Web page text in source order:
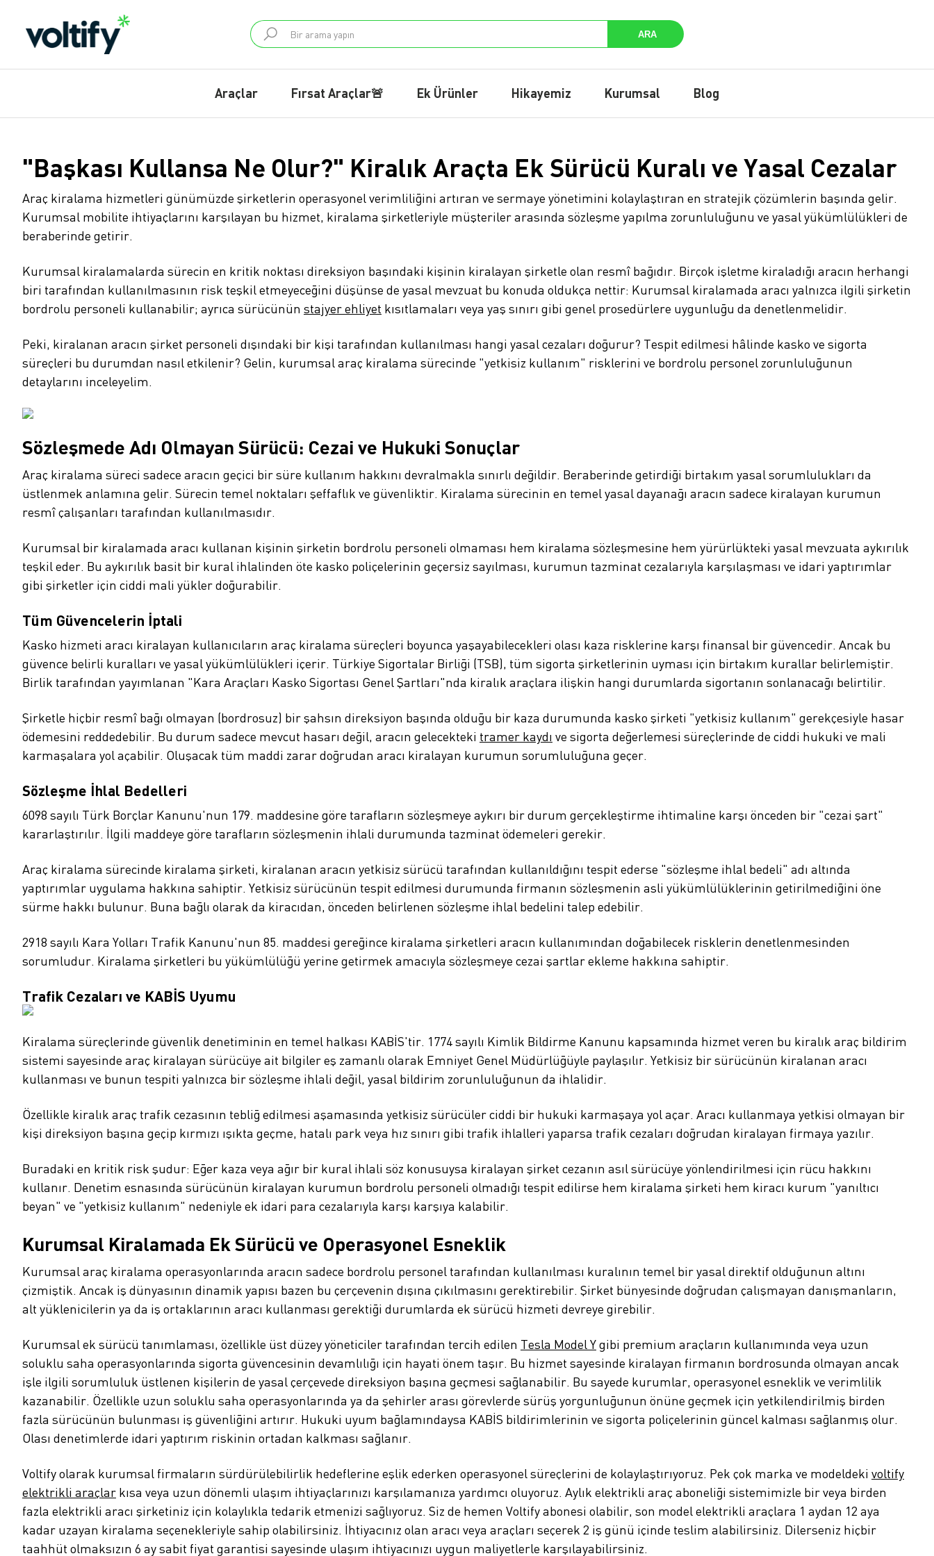
ARA
Araçlar Fırsat Araçlar🚨 Ek Ürünler Hikayemiz Kurumsal Blog
"Başkası Kullansa Ne Olur?" Kiralık Araçta Ek Sürücü Kuralı ve Yasal Cezalar
Araç kiralama hizmetleri günümüzde şirketlerin operasyonel verimliliğini artıran ve sermaye yönetimini kolaylaştıran en stratejik çözümlerin başında gelir.
Kurumsal mobilite ihtiyaçlarını karşılayan bu hizmet, kiralama şirketleriyle müşteriler arasında sözleşme yapılma zorunluluğunu ve yasal yükümlülükleri de
beraberinde getirir.
Kurumsal kiralamalarda sürecin en kritik noktası direksiyon başındaki kişinin kiralayan şirketle olan resmî bağıdır. Birçok işletme kiraladığı aracın herhangi
biri tarafından kullanılmasının risk teşkil etmeyeceğini düşünse de yasal mevzuat bu konuda oldukça nettir: Kurumsal kiralamada aracı yalnızca ilgili şirketin
bordrolu personeli kullanabilir; ayrıca sürücünün stajyer ehliyet kısıtlamaları veya yaş sınırı gibi genel prosedürlere uygunluğu da denetlenmelidir.
Peki, kiralanan aracın şirket personeli dışındaki bir kişi tarafından kullanılması hangi yasal cezaları doğurur? Tespit edilmesi hâlinde kasko ve sigorta
süreçleri bu durumdan nasıl etkilenir? Gelin, kurumsal araç kiralama sürecinde "yetkisiz kullanım" risklerini ve bordrolu personel zorunluluğunun
detaylarını inceleyelim.
Sözleşmede Adı Olmayan Sürücü: Cezai ve Hukuki Sonuçlar
Araç kiralama süreci sadece aracın geçici bir süre kullanım hakkını devralmakla sınırlı değildir. Beraberinde getirdiği birtakım yasal sorumlulukları da
üstlenmek anlamına gelir. Sürecin temel noktaları şeffaflık ve güvenliktir. Kiralama sürecinin en temel yasal dayanağı aracın sadece kiralayan kurumun
resmî çalışanları tarafından kullanılmasıdır.
Kurumsal bir kiralamada aracı kullanan kişinin şirketin bordrolu personeli olmaması hem kiralama sözleşmesine hem yürürlükteki yasal mevzuata aykırılık
teşkil eder. Bu aykırılık basit bir kural ihlalinden öte kasko poliçelerinin geçersiz sayılması, kurumun tazminat cezalarıyla karşılaşması ve idari yaptırımlar
gibi şirketler için ciddi mali yükler doğurabilir.
Tüm Güvencelerin İptali
Kasko hizmeti aracı kiralayan kullanıcıların araç kiralama süreçleri boyunca yaşayabilecekleri olası kaza risklerine karşı finansal bir güvencedir. Ancak bu
güvence belirli kuralları ve yasal yükümlülükleri içerir. Türkiye Sigortalar Birliği (TSB), tüm sigorta şirketlerinin uyması için birtakım kurallar belirlemiştir.
Birlik tarafından yayımlanan "Kara Araçları Kasko Sigortası Genel Şartları"nda kiralık araçlara ilişkin hangi durumlarda sigortanın sonlanacağı belirtilir.
Şirketle hiçbir resmî bağı olmayan (bordrosuz) bir şahsın direksiyon başında olduğu bir kaza durumunda kasko şirketi "yetkisiz kullanım" gerekçesiyle hasar
ödemesini reddedebilir. Bu durum sadece mevcut hasarı değil, aracın gelecekteki tramer kaydı ve sigorta değerlemesi süreçlerinde de ciddi hukuki ve mali
karmaşalara yol açabilir. Oluşacak tüm maddi zarar doğrudan aracı kiralayan kurumun sorumluluğuna geçer.
Sözleşme İhlal Bedelleri
6098 sayılı Türk Borçlar Kanunu'nun 179. maddesine göre tarafların sözleşmeye aykırı bir durum gerçekleştirme ihtimaline karşı önceden bir "cezai şart"
kararlaştırılır. İlgili maddeye göre tarafların sözleşmenin ihlali durumunda tazminat ödemeleri gerekir.
Araç kiralama sürecinde kiralama şirketi, kiralanan aracın yetkisiz sürücü tarafından kullanıldığını tespit ederse "sözleşme ihlal bedeli" adı altında
yaptırımlar uygulama hakkına sahiptir. Yetkisiz sürücünün tespit edilmesi durumunda firmanın sözleşmenin asli yükümlülüklerinin getirilmediğini öne
sürme hakkı bulunur. Buna bağlı olarak da kiracıdan, önceden belirlenen sözleşme ihlal bedelini talep edebilir.
2918 sayılı Kara Yolları Trafik Kanunu'nun 85. maddesi gereğince kiralama şirketleri aracın kullanımından doğabilecek risklerin denetlenmesinden
sorumludur. Kiralama şirketleri bu yükümlülüğü yerine getirmek amacıyla sözleşmeye cezai şartlar ekleme hakkına sahiptir.
Trafik Cezaları ve KABİS Uyumu
Kiralama süreçlerinde güvenlik denetiminin en temel halkası KABİS'tir. 1774 sayılı Kimlik Bildirme Kanunu kapsamında hizmet veren bu kiralık araç bildirim
sistemi sayesinde araç kiralayan sürücüye ait bilgiler eş zamanlı olarak Emniyet Genel Müdürlüğüyle paylaşılır. Yetkisiz bir sürücünün kiralanan aracı
kullanması ve bunun tespiti yalnızca bir sözleşme ihlali değil, yasal bildirim zorunluluğunun da ihlalidir.
Özellikle kiralık araç trafik cezasının tebliğ edilmesi aşamasında yetkisiz sürücüler ciddi bir hukuki karmaşaya yol açar. Aracı kullanmaya yetkisi olmayan bir
kişi direksiyon başına geçip kırmızı ışıkta geçme, hatalı park veya hız sınırı gibi trafik ihlalleri yaparsa trafik cezaları doğrudan kiralayan firmaya yazılır.
Buradaki en kritik risk şudur: Eğer kaza veya ağır bir kural ihlali söz konusuysa kiralayan şirket cezanın asıl sürücüye yönlendirilmesi için rücu hakkını
kullanır. Denetim esnasında sürücünün kiralayan kurumun bordrolu personeli olmadığı tespit edilirse hem kiralama şirketi hem kiracı kurum "yanıltıcı
beyan" ve "yetkisiz kullanım" nedeniyle ek idari para cezalarıyla karşı karşıya kalabilir.
Kurumsal Kiralamada Ek Sürücü ve Operasyonel Esneklik
Kurumsal araç kiralama operasyonlarında aracın sadece bordrolu personel tarafından kullanılması kuralının temel bir yasal direktif olduğunun altını
çizmiştik. Ancak iş dünyasının dinamik yapısı bazen bu çerçevenin dışına çıkılmasını gerektirebilir. Şirket bünyesinde doğrudan çalışmayan danışmanların,
alt yüklenicilerin ya da iş ortaklarının aracı kullanması gerektiği durumlarda ek sürücü hizmeti devreye girebilir.
Kurumsal ek sürücü tanımlaması, özellikle üst düzey yöneticiler tarafından tercih edilen Tesla Model Ygibi premium araçların kullanımında veya uzun
soluklu saha operasyonlarında sigorta güvencesinin devamlılığı için hayati önem taşır. Bu hizmet sayesinde kiralayan firmanın bordrosunda olmayan ancak
işle ilgili sorumluluk üstlenen kişilerin de yasal çerçevede direksiyon başına geçmesi sağlanabilir. Bu sayede kurumlar, operasyonel esneklik ve verimlilik
kazanabilir. Özellikle uzun soluklu saha operasyonlarında ya da şehirler arası görevlerde sürüş yorgunluğunun önüne geçmek için yetkilendirilmiş birden
fazla sürücünün bulunması iş güvenliğini artırır. Hukuki uyum bağlamındaysa KABİS bildirimlerinin ve sigorta poliçelerinin güncel kalması sağlanmış olur.
Olası denetimlerde idari yaptırım riskinin ortadan kalkması sağlanır.
Voltify olarak kurumsal firmaların sürdürülebilirlik hedeflerine eşlik ederken operasyonel süreçlerini de kolaylaştırıyoruz. Pek çok marka ve modeldeki voltify
elektrikli araçlar kısa veya uzun dönemli ulaşım ihtiyaçlarınızı karşılamanıza yardımcı oluyoruz. Aylık elektrikli araç aboneliği sistemimizle bir veya birden
fazla elektrikli aracı şirketiniz için kolaylıkla tedarik etmenizi sağlıyoruz. Siz de hemen Voltify abonesi olabilir, son model elektrikli araçlara 1 aydan 12 aya
kadar uzayan kiralama seçenekleriyle sahip olabilirsiniz. İhtiyacınız olan aracı veya araçları seçerek 2 iş günü içinde teslim alabilirsiniz. Dilerseniz hiçbir
taahhüt olmaksızın 6 ay sabit fiyat garantisi sayesinde ulaşım ihtiyacınızı uygun maliyetlerle karşılayabilirsiniz.